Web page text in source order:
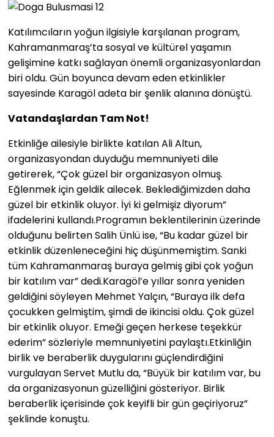
Katılımcıların yoğun ilgisiyle karşılanan program,
Kahramanmaraş’ta sosyal ve kültürel yaşamın
gelişimine katkı sağlayan önemli organizasyonlardan
biri oldu. Gün boyunca devam eden etkinlikler
sayesinde Karagöl adeta bir şenlik alanına dönüştü.
Vatandaşlardan Tam Not!
Etkinliğe ailesiyle birlikte katılan Ali Altun,
organizasyondan duyduğu memnuniyeti dile
getirerek, “Çok güzel bir organizasyon olmuş.
Eğlenmek için geldik ailecek. Beklediğimizden daha
güzel bir etkinlik oluyor. İyi ki gelmişiz diyorum”
ifadelerini kullandı.Programın beklentilerinin üzerinde
olduğunu belirten Salih Ünlü ise, “Bu kadar güzel bir
etkinlik düzenleneceğini hiç düşünmemiştim. Sanki
tüm Kahramanmaraş buraya gelmiş gibi çok yoğun
bir katılım var” dedi.Karagöl’e yıllar sonra yeniden
geldiğini söyleyen Mehmet Yalçın, “Buraya ilk defa
çocukken gelmiştim, şimdi de ikincisi oldu. Çok güzel
bir etkinlik oluyor. Emeği geçen herkese teşekkür
ederim” sözleriyle memnuniyetini paylaştı.Etkinliğin
birlik ve beraberlik duygularını güçlendirdiğini
vurgulayan Servet Mutlu da, “Büyük bir katılım var, bu
da organizasyonun güzelliğini gösteriyor. Birlik
beraberlik içerisinde çok keyifli bir gün geçiriyoruz”
şeklinde konuştu.